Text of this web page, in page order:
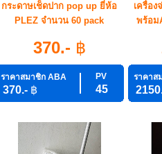
กระดาษเช็ดปาก pop up ยี่ห้อ
PLEZ จำนวน 60 pack
370.- ฿
ราคาสมาชิก ABA PV
370.- ฿ 45
เครื่อ
พร้อม
ราคาส